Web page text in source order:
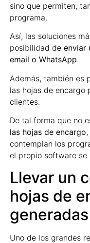
sino que permiten,
programa.
Así, las soluciones
posibilidad de enviar
email o WhatsApp.
Además, también es
las hojas de encargo
clientes.
De tal forma que no
las hojas de encargo
contemplan los
el propio software se
Llevar un
hojas de
generadas
Uno de los grandes